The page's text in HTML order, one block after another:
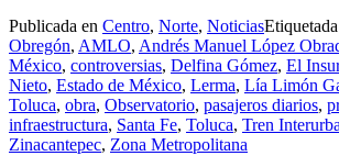
Publicada en Centro, Norte, Noticias
Obregón, AMLO, Andrés Manuel López
México, controversias, Delfina Gómez, El
Nieto, Estado de México, Lerma, Lía Limón
Toluca, obra, Observatorio, pasajeros diarios,
infraestructura, Santa Fe, Toluca, Tren
Zinacantepec, Zona Metropolitana